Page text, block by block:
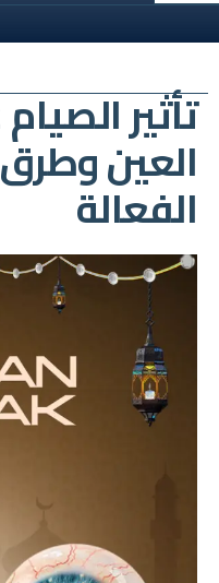
تأثير
العين
الفعالة